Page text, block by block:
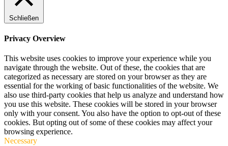
Schließen
Privacy Overview
This website uses cookies to improve your experience while you
navigate through the website. Out of these, the cookies that are
categorized as necessary are stored on your browser as they are
essential for the working of basic functionalities of the website. We
also use third-party cookies that help us analyze and understand how
you use this website. These cookies will be stored in your browser
only with your consent. You also have the option to opt-out of these
cookies. But opting out of some of these cookies may affect your
browsing experience.
Necessary